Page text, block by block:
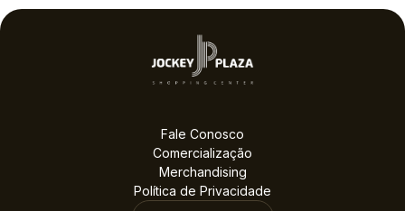
Fale Conosco
Comercialização
Merchandising
Política de Privacidade